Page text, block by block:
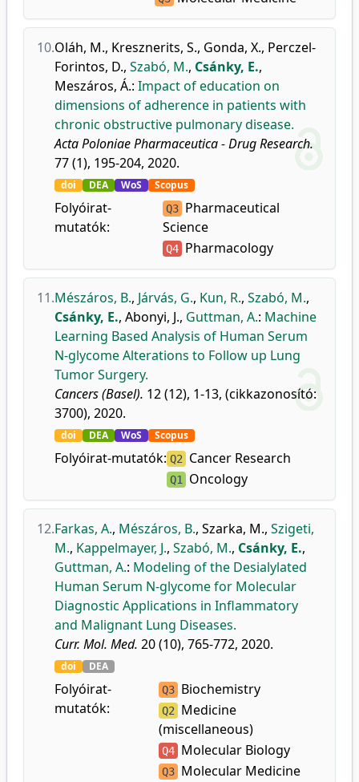
10.Oláh, M., Kresznerits, S., Gonda, X., Perczel-
Forintos, D., Szabó, M., Csánky, E.,
Meszáros, Á.: Impact of education on
dimensions of adherence in patients with
chronic obstructive pulmonary disease.
Acta Poloniae Pharmaceutica - Drug Research.
77 (1), 195-204, 2020.
doi DEA WoS Scopus
Folyóirat-
mutatók:
Q3 Pharmaceutical
Science
Q4 Pharmacology
11.Mészáros, B., Járvás, G., Kun, R., Szabó, M.,
Csánky, E., Abonyi, J., Guttman, A.: Machine
Learning Based Analysis of Human Serum
N-glycome Alterations to Follow up Lung
Tumor Surgery.
Cancers (Basel). 12 (12), 1-13, (cikkazonosító:
3700), 2020.
doi DEA WoS Scopus
Folyóirat-mutatók: Q2 Cancer Research
Q1 Oncology
12.Farkas, A., Mészáros, B., Szarka, M., Szigeti,
M., Kappelmayer, J., Szabó, M., Csánky, E.,
Guttman, A.: Modeling of the Desialylated
Human Serum N-glycome for Molecular
Diagnostic Applications in Inflammatory
and Malignant Lung Diseases.
Curr. Mol. Med. 20 (10), 765-772, 2020.
doi DEA
Folyóirat-
mutatók:
Q3 Biochemistry
Q2
Medicine
(miscellaneous)
Q4 Molecular Biology
Q3 Molecular Medicine